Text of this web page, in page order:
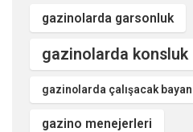
gazinolarda garsonluk
gazinolarda konsluk
gazinolarda çalışacak bayan
gazino menejerleri